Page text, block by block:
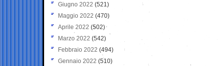
Giugno 2022 (521)
Maggio 2022 (470)
Aprile 2022 (502)
Marzo 2022 (542)
Febbraio 2022 (494)
Gennaio 2022 (510)